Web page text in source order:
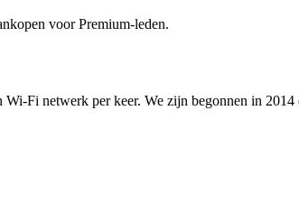
voor Premium-leden.
Wi-Fi netwerk per keer. We zijn begonnen in